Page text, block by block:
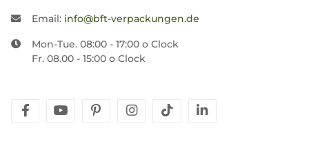
Email: info@bft-verpackungen.de
Mon-Tue. 08:00 - 17:00 o Clock
Fr. 08.00 - 15:00 o Clock
facebookyoutubepinterestinstagram
tiktok